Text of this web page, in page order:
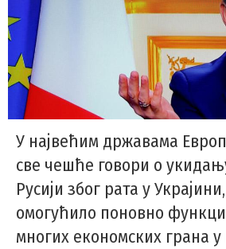
У највећим државама
све чешће говори о
Русији због рата у
омогућило поновно
многих економских грана